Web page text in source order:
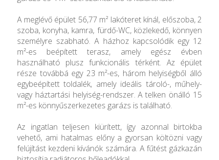
A meglévő épület 56,77 m² lakóteret kínál, előszoba, 2
szoba, konyha, kamra, fürdő-WC, közlekedő, könnyen
személyre szabható. A házhoz kapcsolódik egy 12
m²-es beépített terasz, amely egész évben
használható plusz funkcionális térként. Az épület
része továbbá egy 23 m²-es, három helyiségből álló
egybeépített toldalék, amely ideális tároló-, műhely-
vagy háztartási helyiség-rendszer. A telken önálló 15
m²-es könnyűszerkezetes garázs is található.
Az ingatlan teljesen kiürített, így azonnal birtokba
vehető, ami hatalmas előny a gyorsan költözni vagy
felújítást kezdeni kívánók számára. A fűtést gázkazán